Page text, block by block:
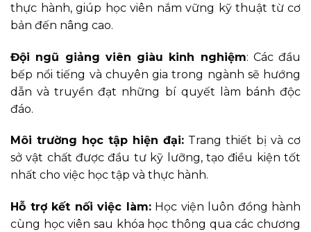
thực hành, giúp học viên nắm vững kỹ thuật từ cơ
bản đến nâng cao.
Đội ngũ giảng viên giàu kinh nghiệm: Các đầu
bếp nổi tiếng và chuyên gia trong ngành sẽ hướng
dẫn và truyền đạt những bí quyết làm bánh độc
đáo.
Môi trường học tập hiện đại: Trang thiết bị và cơ
sở vật chất được đầu tư kỹ lưỡng, tạo điều kiện tốt
nhất cho việc học tập và thực hành.
Hỗ trợ kết nối việc làm:Học viện luôn đồng hành
cùng học viên sau khóa học thông qua các chương